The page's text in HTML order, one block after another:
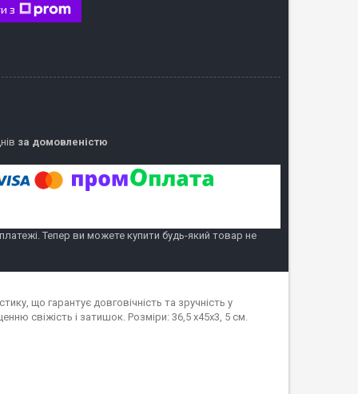
з
за домовленістю
Тепер ви можете купити будь-який товар не
що гарантує довговічність та зручність у
свіжість і затишок. Розміри: 36,5 х45х3, 5 см.